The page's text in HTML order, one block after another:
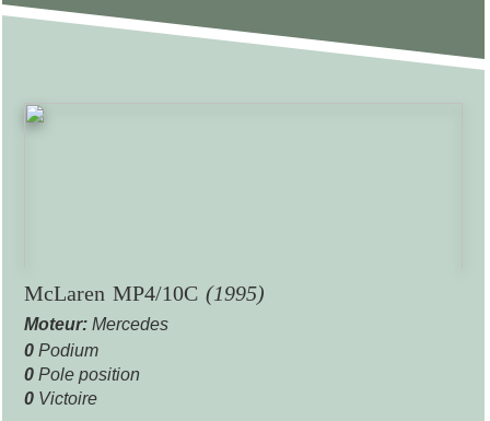
McLaren MP4/10C (1995)
Moteur: Mercedes
0 Podium
0 Pole position
0 Victoire